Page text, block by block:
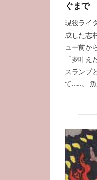
ぐまで
現役ライ
成した志
ュー前か
「夢叶
スランプ
て……。